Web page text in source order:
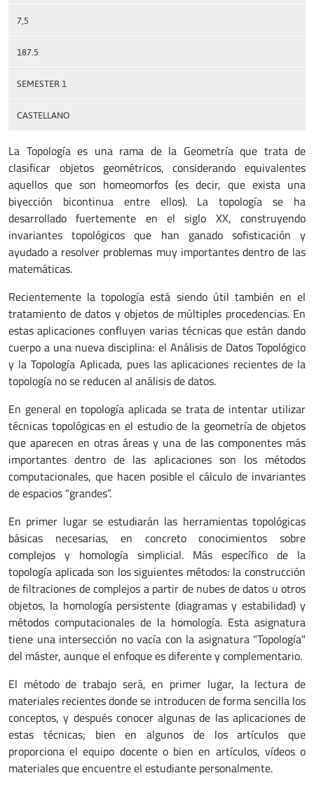
7,5
187.5
SEMESTER 1
CASTELLANO
La Topología es una rama de la Geometría que trata de
clasificar objetos geométricos, considerando equivalentes
aquellos que son homeomorfos (es decir, que exista una
biyección bicontinua entre ellos). La topología se ha
desarrollado fuertemente en el siglo XX, construyendo
invariantes topológicos que han ganado sofisticación y
ayudado a resolver problemas muy importantes dentro de las
matemáticas.
Recientemente la topología está siendo útil también en el
tratamiento de datos y objetos de múltiples procedencias. En
estas aplicaciones confluyen varias técnicas que están dando
cuerpo a una nueva disciplina: el Análisis de Datos Topológico
y la Topología Aplicada, pues las aplicaciones recientes de la
topología no se reducen al análisis de datos.
En general en topología aplicada se trata de intentar utilizar
técnicas topológicas en el estudio de la geometría de objetos
que aparecen en otras áreas y una de las componentes más
importantes dentro de las aplicaciones son los métodos
computacionales, que hacen posible el cálculo de invariantes
de espacios “grandes”.
En primer lugar se estudiarán las herramientas topológicas
básicas necesarias, en concreto conocimientos sobre
complejos y homología simplicial. Más específico de la
topología aplicada son los siguientes métodos: la construcción
de filtraciones de complejos a partir de nubes de datos u otros
objetos, la homología persistente (diagramas y estabilidad) y
métodos computacionales de la homología. Esta asignatura
tiene una intersección no vacía con la asignatura "Topología"
del máster, aunque el enfoque es diferente y complementario.
El método de trabajo será, en primer lugar, la lectura de
materiales recientes donde se introducen de forma sencilla los
conceptos, y después conocer algunas de las aplicaciones de
estas técnicas; bien en algunos de los artículos que
proporciona el equipo docente o bien en artículos, vídeos o
materiales que encuentre el estudiante personalmente.